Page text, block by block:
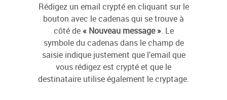
Rédigez un email crypté en cliquant sur le
bouton avec le cadenas qui se trouve à
côté de« Nouveau message ». Le
symbole du cadenas dans le champ de
saisie indique justement que l’email que
vous rédigez est crypté et que le
destinataire utilise également le cryptage.